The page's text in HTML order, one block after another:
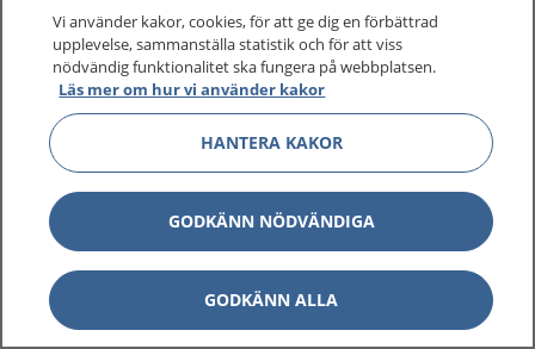
Vi använder kakor, cookies, för att ge dig en förbättrad
upplevelse, sammanställa statistik och för att viss
nödvändig funktionalitet ska fungera på webbplatsen.
Läs mer om hur vi använder kakor
HANTERA KAKOR
GODKÄNN NÖDVÄNDIGA
GODKÄNN ALLA